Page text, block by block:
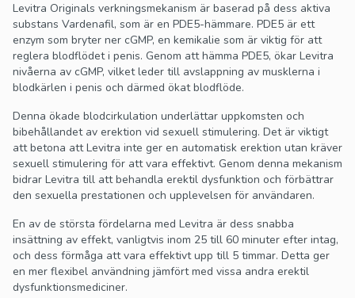
Levitra Originals verkningsmekanism är baserad på dess aktiva
substans Vardenafil, som är en PDE5-hämmare. PDE5 är ett
enzym som bryter ner cGMP, en kemikalie som är viktig för att
reglera blodflödet i penis. Genom att hämma PDE5, ökar Levitra
nivåerna av cGMP, vilket leder till avslappning av musklerna i
blodkärlen i penis och därmed ökat blodflöde.
Denna ökade blodcirkulation underlättar uppkomsten och
bibehållandet av erektion vid sexuell stimulering. Det är viktigt
att betona att Levitra inte ger en automatisk erektion utan kräver
sexuell stimulering för att vara effektivt. Genom denna mekanism
bidrar Levitra till att behandla erektil dysfunktion och förbättrar
den sexuella prestationen och upplevelsen för användaren.
En av de största fördelarna med Levitra är dess snabba
insättning av effekt, vanligtvis inom 25 till 60 minuter efter intag,
och dess förmåga att vara effektivt upp till 5 timmar. Detta ger
en mer flexibel användning jämfört med vissa andra erektil
dysfunktionsmediciner.